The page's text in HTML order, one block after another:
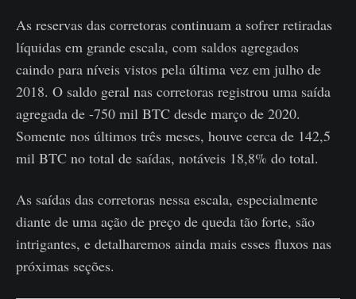
As reservas das corretoras continuam a sofrer retiradas
líquidas em grande escala, com saldos agregados
caindo para níveis vistos pela última vez em julho de
2018. O saldo geral nas corretoras registrou uma saída
agregada de -750 mil BTC desde março de 2020.
Somente nos últimos três meses, houve cerca de 142,5
mil BTC no total de saídas, notáveis ​​18,8% do total.
As saídas das corretoras nessa escala, especialmente
diante de uma ação de preço de queda tão forte, são
intrigantes, e detalharemos ainda mais esses fluxos nas
próximas seções.